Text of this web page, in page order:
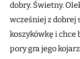
dobry. Świetny.
wcześniej z dobrej
koszykówkę i chce
pory gra jego